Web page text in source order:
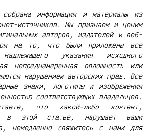
информация и материалы из
источников. Мы признаем и ценим
авторов, издателей и веб-
на то, что были приложены все
указания исходного
непреднамеренная оплошность или
нарушением авторских прав. Все
знаки, логотипы и изображения
соответствующих владельцев.
что какой-либо контент,
в этой статье, нарушает ваши
немедленно свяжитесь с нами для